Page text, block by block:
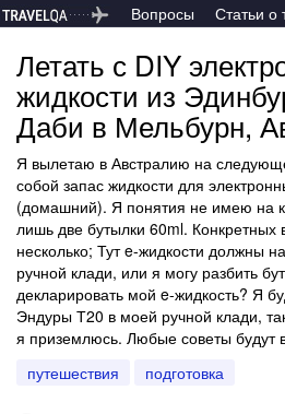
Вопросы Статьи о
Летать с DIY
жидкости из
Даби в Мельбурн,
Я вылетаю в Австралию на
собой запас жидкости для
(домашний). Я понятия не имею на
лишь две бутылки 60ml. Конкретных
несколько; Тут e-жидкости должны
ручной клади, или я могу разбить
декларировать мой e-жидкость? Я
Эндуры Т20 в моей ручной клади,
я приземлюсь. Любые советы будут
путешествия
подготовка